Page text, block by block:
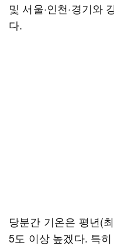
및 서울·인천·경기와
다.
당분간 기온은 평년(
5도 이상 높겠다. 특